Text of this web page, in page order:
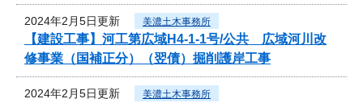
2024年2月5日更新 美濃土木事務所
【建設工事】河工第広域H4-1-1号/公共 広域河川改
修事業（国補正分）（翌債）掘削護岸工事
2024年2月5日更新 美濃土木事務所